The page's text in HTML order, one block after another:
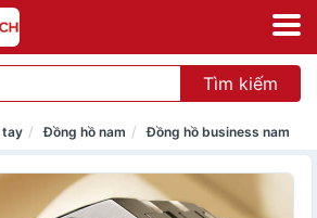
Tìm kiếm
tay Đồng hồ nam Đồng hồ business nam